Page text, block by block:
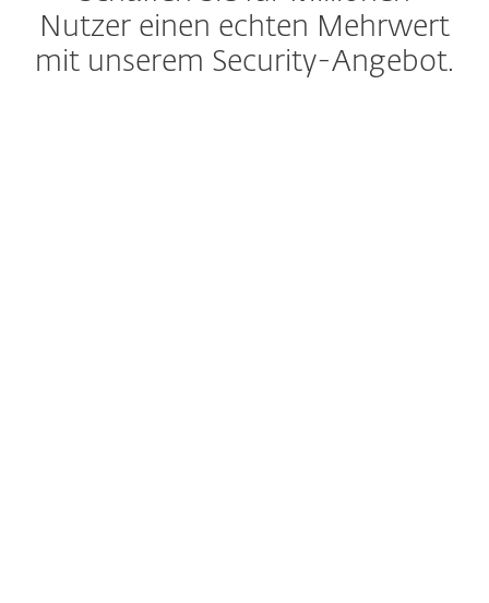
Nutzer einen echten Mehrwert
mit unserem Security-Angebot.